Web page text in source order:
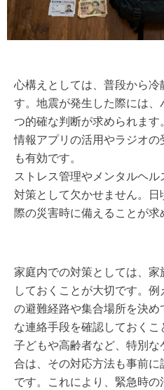
心構えとしては、普段から
す。地震が発生した際には
つ的確な判断が求められま
情報アプリの活用やラジオ
も有効です。
ストレス管理やメンタルヘ
対策として欠かせません。
際の災害時に備えることが求
家庭内での対策としては、
しておくことが大切です。
の避難経路や集合場所を決
な連絡手段を確認しておくこ
子どもや高齢者など、特別
合は、その対応方法も事前
です。これにより、緊急時